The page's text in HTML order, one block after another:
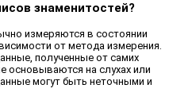
знаменитостей?
измеряются в состоянии
от метода измерения.
полученные от самих
основываются на слухах или
могут быть неточными и